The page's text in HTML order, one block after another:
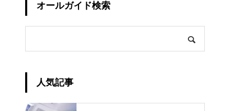
オールガイド検索
人気記事